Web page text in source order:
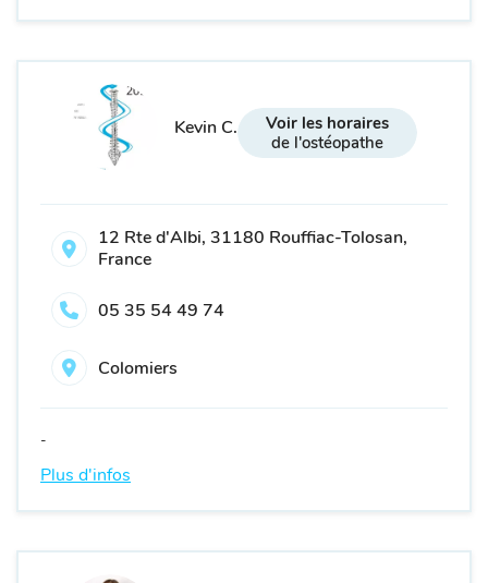
Kevin C.
Voir les horaires
de l'ostéopathe
12 Rte d'Albi, 31180 Rouffiac-Tolosan,
France
05 35 54 49 74
Colomiers
-
Plus d'infos